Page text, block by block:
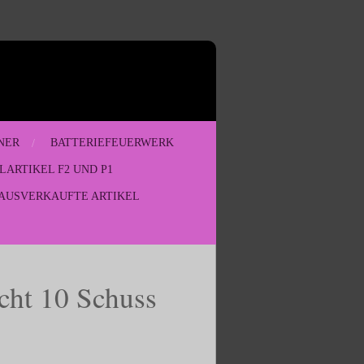
BATTERIEFEUERWERK
F2 UND P1
ARTIKEL
10 Schuss